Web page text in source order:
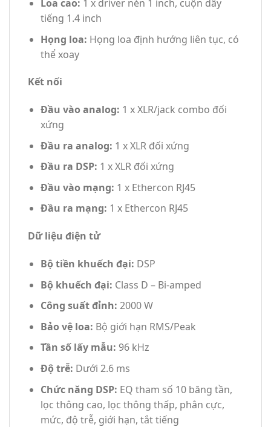
Loa cao: 1 x driver nén 1 inch, cuộn dây
tiếng 1.4 inch
Họng loa: Họng loa định hướng liên tục, có
thể xoay
Kết nối
Đầu vào analog: 1 x XLR/jack combo đối
xứng
Đầu ra analog: 1 x XLR đối xứng
Đầu ra DSP: 1 x XLR đối xứng
Đầu vào mạng: 1 x Ethercon RJ45
Đầu ra mạng: 1 x Ethercon RJ45
Dữ liệu điện tử
Bộ tiền khuếch đại: DSP
Bộ khuếch đại: Class D – Bi-amped
Công suất đỉnh: 2000 W
Bảo vệ loa: Bộ giới hạn RMS/Peak
Tần số lấy mẫu: 96 kHz
Độ trễ: Dưới 2.6 ms
Chức năng DSP: EQ tham số 10 băng tần,
lọc thông cao, lọc thông thấp, phân cực,
mức, độ trễ, giới hạn, tắt tiếng